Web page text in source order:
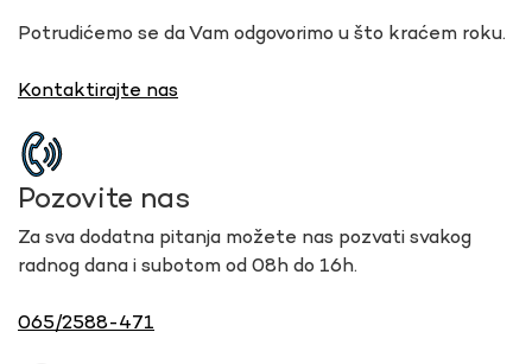
Potrudićemo se da Vam odgovorimo u što kraćem roku.
Kontaktirajte nas
Pozovite nas
Za sva dodatna pitanja možete nas pozvati svakog
radnog dana i subotom od 08h do 16h.
065/2588-471